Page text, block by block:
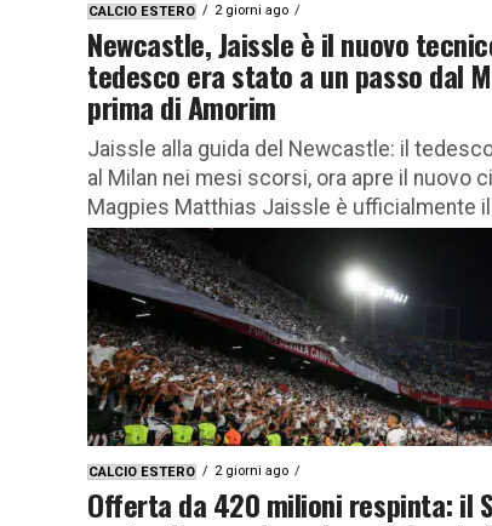
CALCIO ESTERO 2 giorni ago
Newcastle, Jaissle è il nuovo
tedesco era stato a un passo dal
prima di Amorim
Jaissle alla guida del Newcastle: il
al Milan nei mesi scorsi, ora apre il nuovo
Magpies Matthias Jaissle è ufficialmente il
CALCIO ESTERO 2 giorni ago
Offerta da 420 milioni respinta: il